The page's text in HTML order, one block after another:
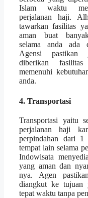
Islam waktu
perjalanan haji.
tawarkan fasilitas
aman buat
selama anda ada
Agensi pastikan
diberikan
memenuhi
anda.
4. Transportasi
Transportasi yaitu
perjalanan haji
perpindahan dari 1
tempat lain selama
Indowisata
yang aman dan
nya. Agen
diangkut ke tujuan
tepat waktu tanpa